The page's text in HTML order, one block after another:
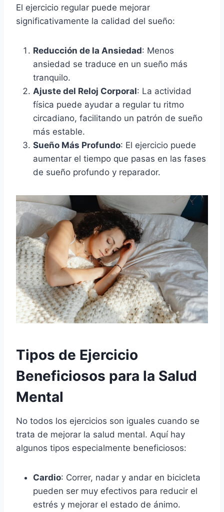
El ejercicio regular puede mejorar
significativamente la calidad del sueño:
Reducción de la Ansiedad: Menos
ansiedad se traduce en un sueño más
tranquilo.
Ajuste del Reloj Corporal: La actividad
física puede ayudar a regular tu ritmo
circadiano, facilitando un patrón de sueño
más estable.
Sueño Más Profundo: El ejercicio puede
aumentar el tiempo que pasas en las fases
de sueño profundo y reparador.
Tipos de Ejercicio
Beneficiosos para la Salud
Mental
No todos los ejercicios son iguales cuando se
trata de mejorar la salud mental. Aquí hay
algunos tipos especialmente beneficiosos:
Cardio: Correr, nadar y andar en bicicleta
pueden ser muy efectivos para reducir el
estrés y mejorar el estado de ánimo.